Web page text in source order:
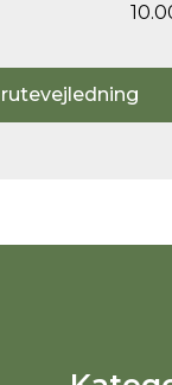
rutevejledning